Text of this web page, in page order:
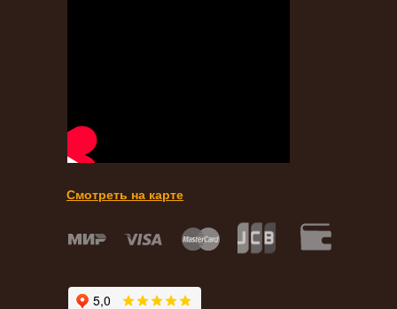
Смотреть на карте